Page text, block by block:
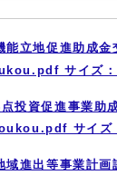
能立地促進助成
サイズ
投資促進事業助
サイズ
域進出等事業計画